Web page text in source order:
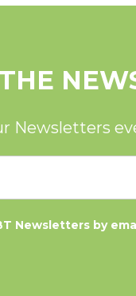
Newsletters
Newsletters by